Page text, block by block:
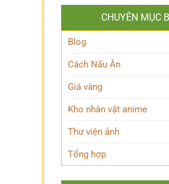
CHUYÊN MỤC
Blog
Cách Nấu Ăn
Giá vàng
Kho nhân vật anime
Thư viện ảnh
Tổng hợp